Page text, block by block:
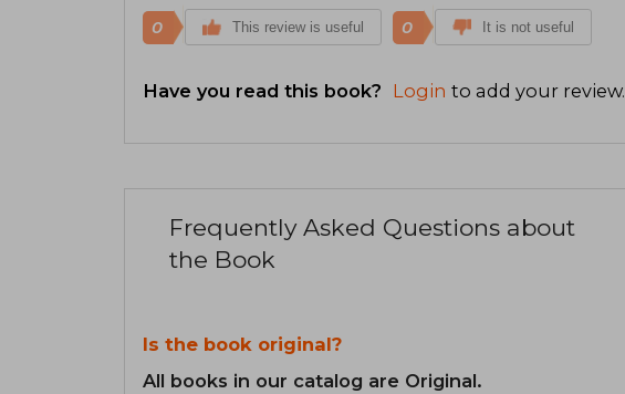
0 This review is useful 0 It is not useful
Have you read this book? Login to add your review.
Frequently Asked Questions about
the Book
Is the book original?
All books in our catalog are Original.